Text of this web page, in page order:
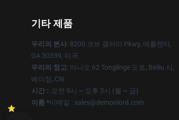
기타 제품
우리의 본사: 8200 코브 갤러리 Pkwy, 애틀랜타,
GA 30339, 미국
우리의 창고: 아니오 62 Tonglinge 도로, Beiliu 시,
베이징, CN
시간 :: 오전 9시 ~ 오후 5시 (월 ~ 금)
이름 *이메일 : sales@demonlord.com